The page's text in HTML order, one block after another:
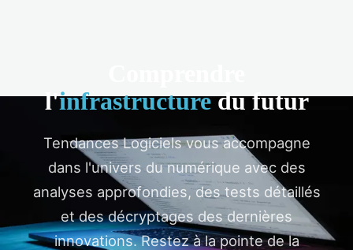
l'infrastructuredu futur
Tendances Logiciels vous accompagne
dans l'univers du numérique avec des
analyses approfondies, des tests détaillés
et des décryptages des dernières
innovations. Restez à la pointe de la